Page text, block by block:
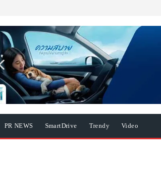
PR NEWS SmartDrive Trendy Video